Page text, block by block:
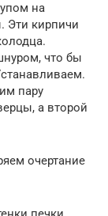
на
Эти кирпичи
что бы
пару
а второй
очертание